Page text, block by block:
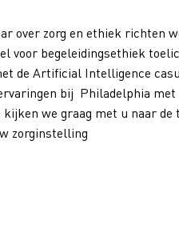
over zorg en ethiek richten
voor begeleidingsethiek
de Artificial Intelligence
bij Philadelphia
we graag met u naar
zorginstelling